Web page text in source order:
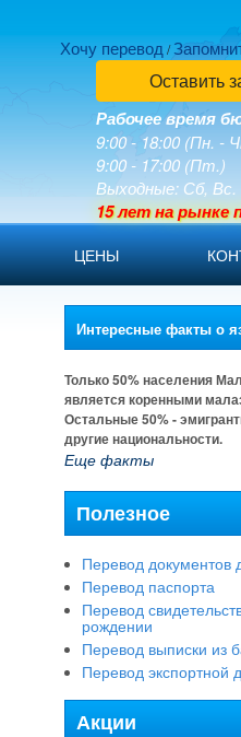
Хочу перевод /
Оставить
Рабочее время
9:00 - 18:00 (Пн. -
9:00 - 17:00 (Пт.)
Выходные: Сб, Вс.
15 лет на рынке
ЦЕНЫ
Интересные факты о
Только 50% населения
является коренными
Остальные 50% -
другие национальности.
Еще факты
Полезное
Перевод
Перевод паспорта
Перевод
рождении
Перевод выписки из
Перевод экспортной
Акции